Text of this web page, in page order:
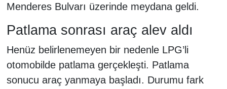
Menderes Bulvarı üzerinde meydana geldi.
Patlama sonrası araç alev aldı
Henüz belirlenemeyen bir nedenle LPG’li
otomobilde patlama gerçekleşti. Patlama
sonucu araç yanmaya başladı. Durumu fark